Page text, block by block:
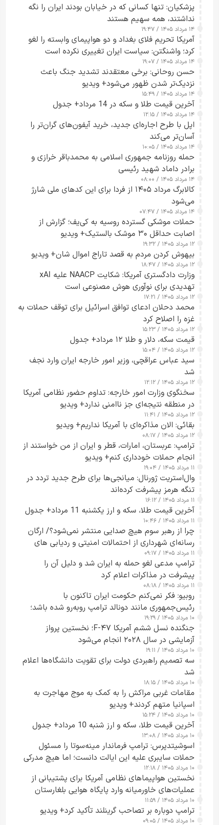
پزشکیان: تنها کسانی که در خیابان بودند ایران را نگه
نداشتند، همه سهیم هستند
۱۴ مرداد ۱۴۰۵ / ۱۹:۴۷
آمریکا تحریم فلای بغداد و دو هواپیمای وابسته را لغو
کرد؛ واشنگتن: سیاست ایران تغییری نکرده است
۱۴ مرداد ۱۴۰۵ / ۱۹:۰۷
حسن روحانی: برخی معتقدند تشدید جنگ باعث
نزدیک‌تر شدن ظهور می‌شود+ ویدیو
۱۴ مرداد ۱۴۰۵ / ۱۵:۴۹
آخرین قیمت طلا و سکه در 14 مرداد+ جدول
۱۴ مرداد ۱۴۰۵ / ۱۲:۱۵
اپل با طرح اجاره‌ای جدید، خرید آیفون‌های گران‌تر را
آسان‌تر می‌کند
۱۴ مرداد ۱۴۰۵ / ۱۰:۰۵
حمله روزنامه جمهوری اسلامی به محمدباقر خرازی و
برادر داماد شهید رئیسی
۱۴ مرداد ۱۴۰۵ / ۰۸:۰۰
کالابرگ مرداد ۱۴۰۵ از فردا برای این کدهای ملی شارژ
می‌شود
۱۴ مرداد ۱۴۰۵ / ۰۷:۴۷
حملات موشکی گسترده روسیه به کی‌یف؛ گزارش از
اصابت حداقل ۳۰ موشک بالستیک+ ویدیو
۱۲ مرداد ۱۴۰۵ / ۱۹:۳۲
بیهوش کردن مردم به قصد تاراج اموال شان+ ویدیو
۱۲ مرداد ۱۴۰۵ / ۱۸:۴۷
وزارت دادگستری آمریکا: شکایت NAACP علیه xAI
تهدیدی برای نوآوری هوش مصنوعی است
۱۲ مرداد ۱۴۰۵ / ۱۷:۲۱
محمد دحلان ادعای توافق اسرائیل برای توقف حملات به
غزه را اصلاح کرد
۱۲ مرداد ۱۴۰۵ / ۱۵:۲۳
قیمت سکه، دلار و طلا ۱۲ مرداد+ جدول
۱۲ مرداد ۱۴۰۵ / ۱۵:۰۴
سید عباس عراقچی، وزیر امور خارجه ایران وارد نجف
شد
۱۲ مرداد ۱۴۰۵ / ۱۲:۱۲
سخنگوی وزارت امور خارجه: تداوم حضور نظامی آمریکا
در منطقه نتیجه‌ای جز ناامنی ندارد+ ویدیو
۱۲ مرداد ۱۴۰۵ / ۱۱:۴۱
بقائی: الان مذاکره‌ای با آمریکا نداریم+ ویدیو
۱۲ مرداد ۱۴۰۵ / ۰۸:۱۷
ترامپ: عربستان، امارات، قطر و ایران از من خواستند از
انجام حملات خودداری کنم+ ویدیو
۱۱ مرداد ۱۴۰۵ / ۱۹:۰۴
وال‌استریت ژورنال: میانجی‌ها برای طرح جدید تردد در
تنگه هرمز پیشرفت کرده‌اند
۱۱ مرداد ۱۴۰۵ / ۱۶:۱۲
آخرین قیمت طلا، سکه و ارز یکشنبه 11 مرداد+ جدول
۱۱ مرداد ۱۴۰۵ / ۱۰:۴۶
چرا از رهبر سوم هیچ صدایی منتشر نمی‌شود؟/ ارگان
رسانه‌ای شهرداری از احتمالات امنیتی و ردیابی های
جاسوسی گفت
۱۱ مرداد ۱۴۰۵ / ۰۹:۱۷
ترامپ مدعی لغو حمله به ایران شد و دلیل آن را
پیشرفت در مذاکرات اعلام کرد
۱۱ مرداد ۱۴۰۵ / ۰۸:۱۸
روبیو: فکر نمی‌کنم حکومت ایران تاکنون با
رئیس‌جمهوری مانند دونالد ترامپ روبه‌رو شده باشد؛
کسی که واقعاً دست به اقدام می‌زند
۱۰ مرداد ۱۴۰۵ / ۱۹:۲۹
جنگنده نسل ششم آمریکا F-۴۷؛ نخستین پرواز
آزمایشی در سال ۲۰۲۸ انجام می‌شود
۱۰ مرداد ۱۴۰۵ / ۱۹:۱۱
سه تصمیم راهبردی دولت برای تقویت دانشگاه‌ها اعلام
شد
۱۰ مرداد ۱۴۰۵ / ۱۸:۱۵
مقامات غربی مراکش را به کمک به موج مهاجرت به
اسپانیا متهم کردند+ ویدیو
۱۰ مرداد ۱۴۰۵ / ۱۵:۲۴
آخرین قیمت طلا، سکه و ارز شنبه 10 مرداد+ جدول
۱۰ مرداد ۱۴۰۵ / ۱۳:۰۸
اسوشیتدپرس: ترامپ فرماندار مینه‌سوتا را مسئول
حملات سایبری علیه این ایالت دانست؛ اما هیچ مدرکی
ارائه نکرد
۱۰ مرداد ۱۴۰۵ / ۱۲:۱۸
نخستین هواپیماهای نظامی آمریکا برای پشتیبانی از
عملیات‌های خاورمیانه وارد پایگاه هوایی بلغارستان
شدند
۱۰ مرداد ۱۴۰۵ / ۱۱:۵۹
ترامپ دوباره بر تصاحب گرینلند تأکید کرد+ ویدیو
۱۰ مرداد ۱۴۰۵ / ۰۹:۰۵